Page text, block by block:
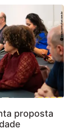
proposta